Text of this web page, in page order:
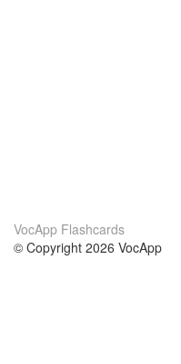
VocApp Flashcards
© Copyright 2026 VocApp